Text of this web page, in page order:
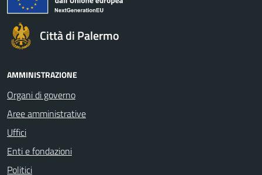
Città di Palermo
AMMINISTRAZIONE
Organi di governo
Aree amministrative
Uffici
Enti e fondazioni
Politici